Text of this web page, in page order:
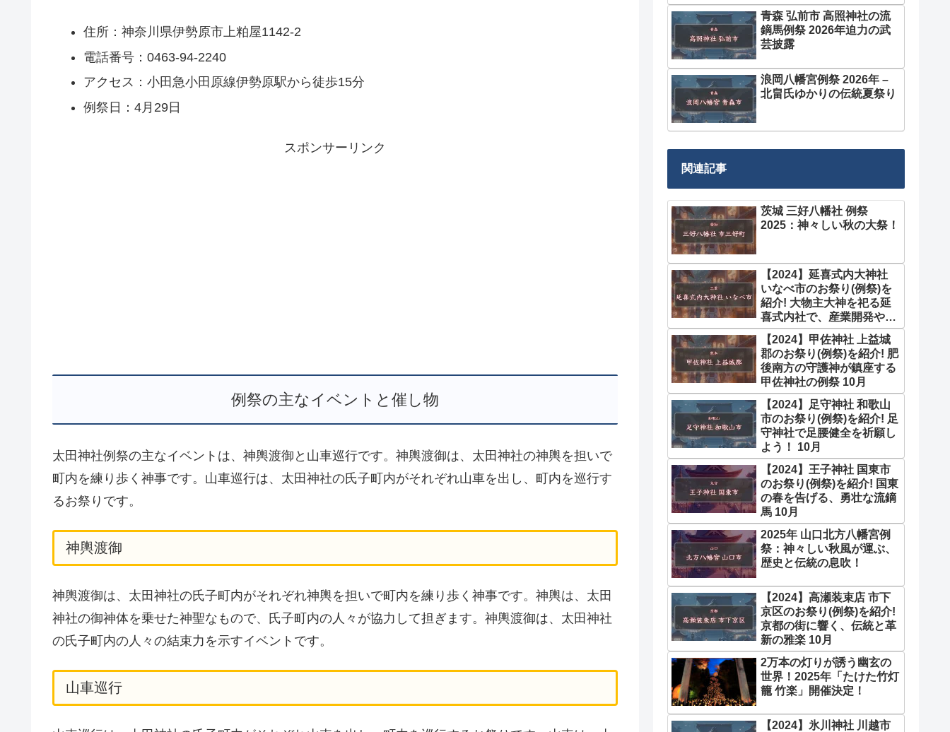
住所：神奈川県伊勢原市上粕屋1142-2
電話番号：0463-94-2240
アクセス：小田急小田原線伊勢原駅から徒歩15分
例祭日：4月29日
スポンサーリンク
例祭の主なイベントと催し物
太田神社例祭の主なイベントは、神輿渡御と山車巡行です。神輿渡御は、太田神社の神輿を担いで
町内を練り歩く神事です。山車巡行は、太田神社の氏子町内がそれぞれ山車を出し、町内を巡行す
るお祭りです。
神輿渡御
神輿渡御は、太田神社の氏子町内がそれぞれ神輿を担いで町内を練り歩く神事です。神輿は、太田
神社の御神体を乗せた神聖なもので、氏子町内の人々が協力して担ぎます。神輿渡御は、太田神社
の氏子町内の人々の結束力を示すイベントです。
山車巡行
青森 弘前市 高照神社の流
鏑馬例祭 2026年迫力の武
芸披露
浪岡八幡宮例祭 2026年 –
北畠氏ゆかりの伝統夏祭り
関連記事
茨城 三好八幡社 例祭
2025：神々しい秋の大祭！
【2024】延喜式内大神社
いなべ市のお祭り(例祭)を
紹介! 大物主大神を祀る延
喜式内社で、産業開発や航
海安全にご利益 10月
【2024】甲佐神社 上益城
郡のお祭り(例祭)を紹介! 肥
後南方の守護神が鎮座する
甲佐神社の例祭 10月
【2024】足守神社 和歌山
市のお祭り(例祭)を紹介! 足
守神社で足腰健全を祈願し
よう！ 10月
【2024】王子神社 国東市
のお祭り(例祭)を紹介! 国東
の春を告げる、勇壮な流鏑
馬 10月
2025年 山口北方八幡宮例
祭：神々しい秋風が運ぶ、
歴史と伝統の息吹！
【2024】高瀬装束店 市下
京区のお祭り(例祭)を紹介!
京都の街に響く、伝統と革
新の雅楽 10月
2万本の灯りが誘う幽玄の
世界！2025年「たけた竹灯
籠 竹楽」開催決定！
【2024】氷川神社 川越市